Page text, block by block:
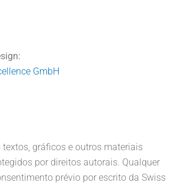
GmbH
textos, gráficos e outros materiais
por direitos autorais. Qualquer
prévio por escrito da Swiss